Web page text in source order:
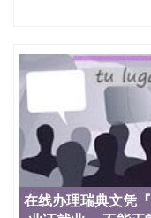
在线办理瑞典文凭